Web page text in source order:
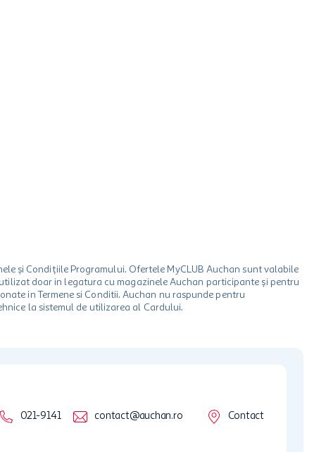
și Condițiile Programului. Ofertele MyCLUB Auchan sunt valabile
doar in legatura cu magazinele Auchan participante și pentru
in Termene si Conditii. Auchan nu raspunde pentru
la sistemul de utilizarea al Cardului.
021-9141 contact@auchan.ro Contact